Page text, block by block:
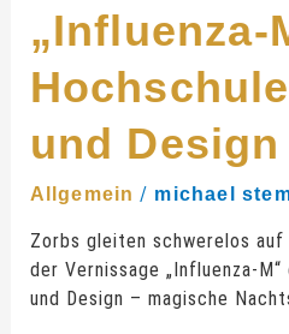
„Influenza-
und Design
Allgemein / michael
Zorbs gleiten schwerelos
der Vernissage „Influenza-
und Design – magische